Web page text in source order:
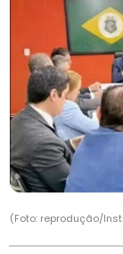
(Foto: reprodução/